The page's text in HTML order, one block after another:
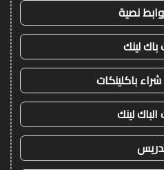
نصية
باك لينك
باكلينكات
الباك لينك